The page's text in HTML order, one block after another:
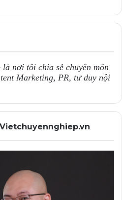
nơi tôi chia sẻ chuyên môn
Marketing, PR, tư duy nội